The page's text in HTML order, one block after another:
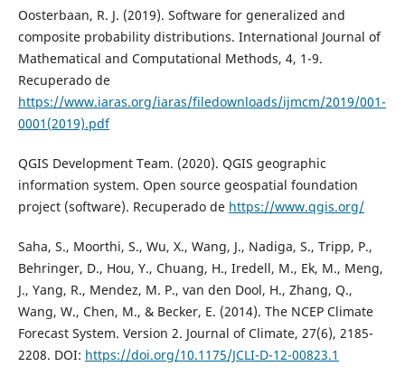
Oosterbaan, R. J. (2019). Software for generalized and
composite probability distributions. International Journal of
Mathematical and Computational Methods, 4, 1-9.
Recuperado de
https://www.iaras.org/iaras/filedownloads/ijmcm/2019/001-
0001(2019).pdf
QGIS Development Team. (2020). QGIS geographic
information system. Open source geospatial foundation
project (software). Recuperado de https://www.qgis.org/
Saha, S., Moorthi, S., Wu, X., Wang, J., Nadiga, S., Tripp, P.,
Behringer, D., Hou, Y., Chuang, H., Iredell, M., Ek, M., Meng,
J., Yang, R., Mendez, M. P., van den Dool, H., Zhang, Q.,
Wang, W., Chen, M., & Becker, E. (2014). The NCEP Climate
Forecast System. Version 2. Journal of Climate, 27(6), 2185-
2208. DOI: https://doi.org/10.1175/JCLI-D-12-00823.1